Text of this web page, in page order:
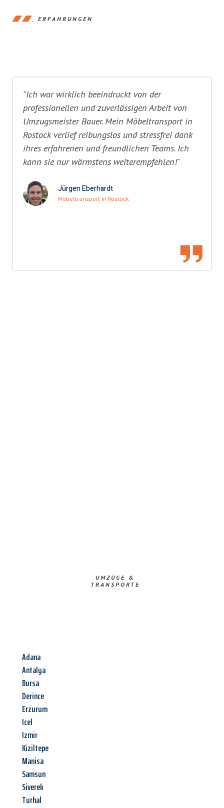
ERFAHRUNGEN
"Ich war wirklich beeindruckt von der
professionellen und zuverlässigen Arbeit von
Umzugsmeister Bauer. Mein Möbeltransport in
Rostock verlief reibungslos und stressfrei dank
ihres erfahrenen und freundlichen Teams. Ich
kann sie nur wärmstens weiterempfehlen!"
Jürgen Eberhardt
Möbeltransport in Rostock
UMZÜGE &
TRANSPORTE
Adana
Antalya
Bursa
Derince
Erzurum
Icel
Izmir
Kiziltepe
Manisa
Samsun
Siverek
Turhal